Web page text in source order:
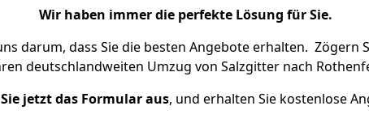
Wir haben immer die perfekte Lösung für Sie.
darum, dass Sie die besten Angebote erhalten. Zögern
deutschlandweiten Umzug von Salzgitter nach
jetzt das Formular aus, und erhalten Sie kostenlose